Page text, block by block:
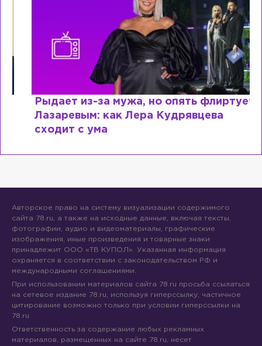
Рыдает из-за мужа, но опять флиртует с
Лазаревым: как Лера Кудрявцева
сходит с ума
Авторское право на систему визуализации содержимого
сайта 78.ru, а также на исходные данные, включая тексты,
фотографии, аудио и видеоматериалы, графические
изображения, иные произведения и товарные знаки
принадлежит ООО «ТВ КУПОЛ». Указанная информация
охраняется в соответствии с законодательством РФ и
международными соглашениями.
При использовании материалов сайта 78.ru просьба ссылаться
на сетевое издание 78.ru, используя гиперссылку, частичное
цитирование возможно только при условии гиперссылки на
78.ru
Ответственность за содержание любых рекламных
материалов, размещенных на сайте 78.ru, несет